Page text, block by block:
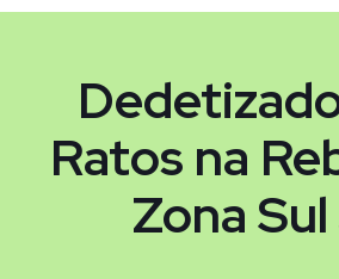
Ratos na
Zona